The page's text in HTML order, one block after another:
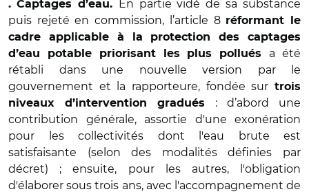
. Captages d’eau. En partie vidé de sa substance
puis rejeté en commission, l’article 8 réformant le
cadre applicable à la protection des captages
d’eau potable priorisant les plus pollués a été
rétabli dans une nouvelle version par le
gouvernement et la rapporteure, fondée sur trois
niveaux d’intervention gradués
: d’abord une
contribution générale, assortie d'une exonération
pour les collectivités dont l'eau brute est
satisfaisante (selon des modalités définies par
décret) ; ensuite, pour les autres, l'obligation
d'élaborer sous trois ans, avec l'accompagnement de